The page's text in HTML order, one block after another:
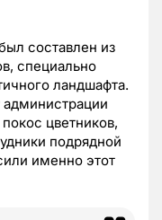
составлен из
специально
ландшафта.
цветников,
подрядной
именно этот